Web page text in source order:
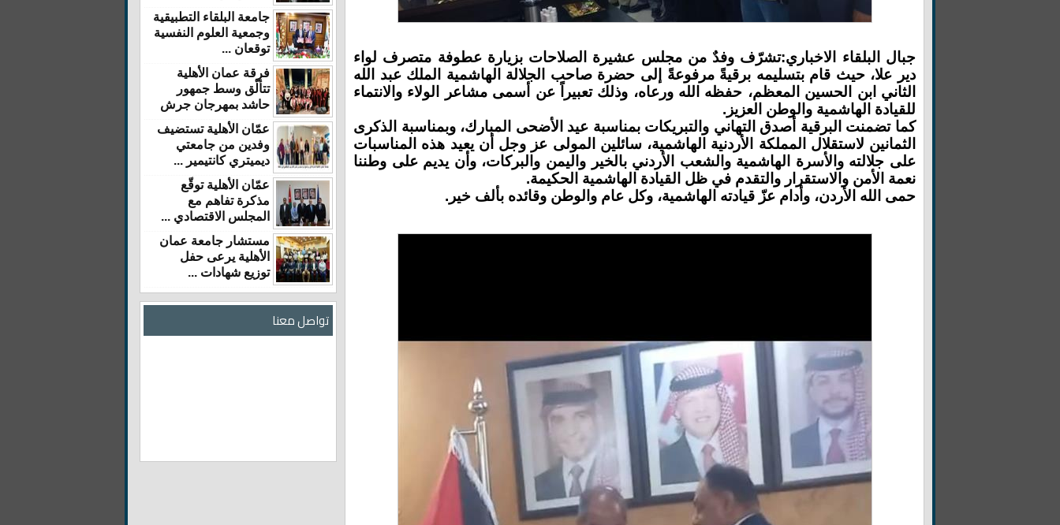
جبال البلقاء الاخباري:تشرّف وفدٌ من مجلس عشيرة الصلاحات بزيارة عطوفة متصرف لواء
دير علا، حيث قام بتسليمه برقيةً مرفوعةً إلى حضرة صاحب الجلالة الهاشمية الملك عبد الله
الثاني ابن الحسين المعظم، حفظه الله ورعاه، وذلك تعبيراً عن أسمى مشاعر الولاء والانتماء
للقيادة الهاشمية والوطن العزيز.
كما تضمنت البرقية أصدق التهاني والتبريكات بمناسبة عيد الأضحى المبارك، وبمناسبة الذكرى
الثمانين لاستقلال المملكة الأردنية الهاشمية، سائلين المولى عز وجل أن يعيد هذه المناسبات
على جلالته والأسرة الهاشمية والشعب الأردني بالخير واليمن والبركات، وأن يديم على وطننا
نعمة الأمن والاستقرار والتقدم في ظل القيادة الهاشمية الحكيمة.
حمى الله الأردن، وأدام عزّ قيادته الهاشمية، وكل عام والوطن وقائده بألف خير.
جامعة البلقاء التطبيقية
وجمعية العلوم النفسية
توقعان ...
فرقة عمان الأهلية
تتألّق وسط جمهور
حاشد بمهرجان جرش
عمّان الأهلية تستضيف
وفدين من جامعتي
ديميتري كانتيمير ...
عمّان الأهلية توقّع
مذكرة تفاهم مع
المجلس الاقتصادي ...
مستشار جامعة عمان
الأهلية يرعى حفل
توزيع شهادات ...
تواصل معنا